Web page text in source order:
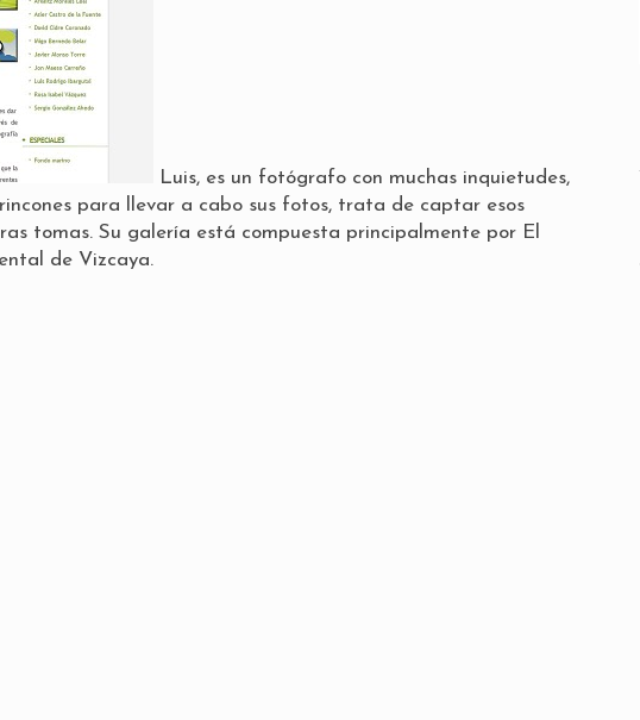
Luis, es un fotógrafo con muchas inquietudes,
para llevar a cabo sus fotos, trata de captar esos
tomas. Su galería está compuesta principalmente por El
de Vizcaya.